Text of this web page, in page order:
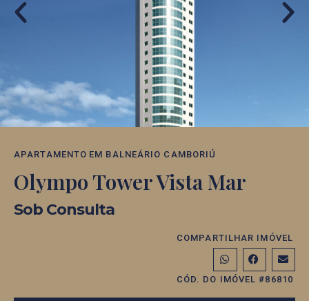
APARTAMENTO EM BALNEÁRIO CAMBORIÚ
Olympo Tower Vista Mar
Sob Consulta
COMPARTILHAR IMÓVEL
CÓD. DO IMÓVEL #86810